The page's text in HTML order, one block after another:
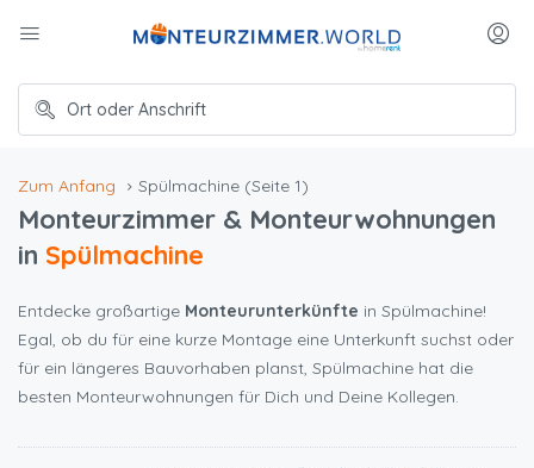
Zum Anfang Spülmachine (Seite 1)
Monteurzimmer & Monteurwohnungen
in Spülmachine
Entdecke großartige Monteurunterkünfte in Spülmachine!
Egal, ob du für eine kurze Montage eine Unterkunft suchst oder
für ein längeres Bauvorhaben planst, Spülmachine hat die
besten Monteurwohnungen für Dich und Deine Kollegen.